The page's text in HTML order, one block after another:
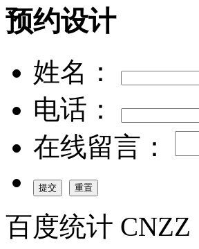
预约设计
姓名：
电话：
在线留言：
百度统计